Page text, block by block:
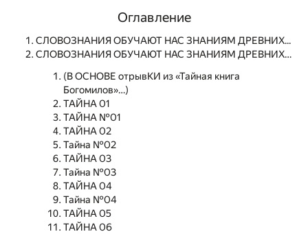
Оглавление
СЛОВОЗНАНИЯ ОБУЧАЮТ НАС ЗНАНИЯМ ДРЕВНИХ...
СЛОВОЗНАНИЯ ОБУЧАЮТ НАС ЗНАНИЯМ ДРЕВНИХ…
(В ОСНОВЕ отрывКИ из «Тайная книга
Богомилов»…)
ТАЙНА 01
ТАЙНА №01
ТАЙНА 02
Тайна №02
ТАЙНА 03
Тайна №03
ТАЙНА 04
Тайна №04
ТАЙНА 05
ТАЙНА 06